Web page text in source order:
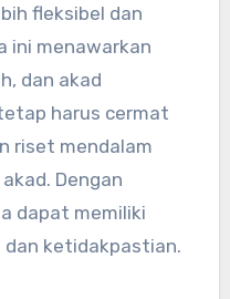
fleksibel dan
ini menawarkan
dan akad
harus cermat
riset mendalam
Dengan
dapat memiliki
dan ketidakpastian.